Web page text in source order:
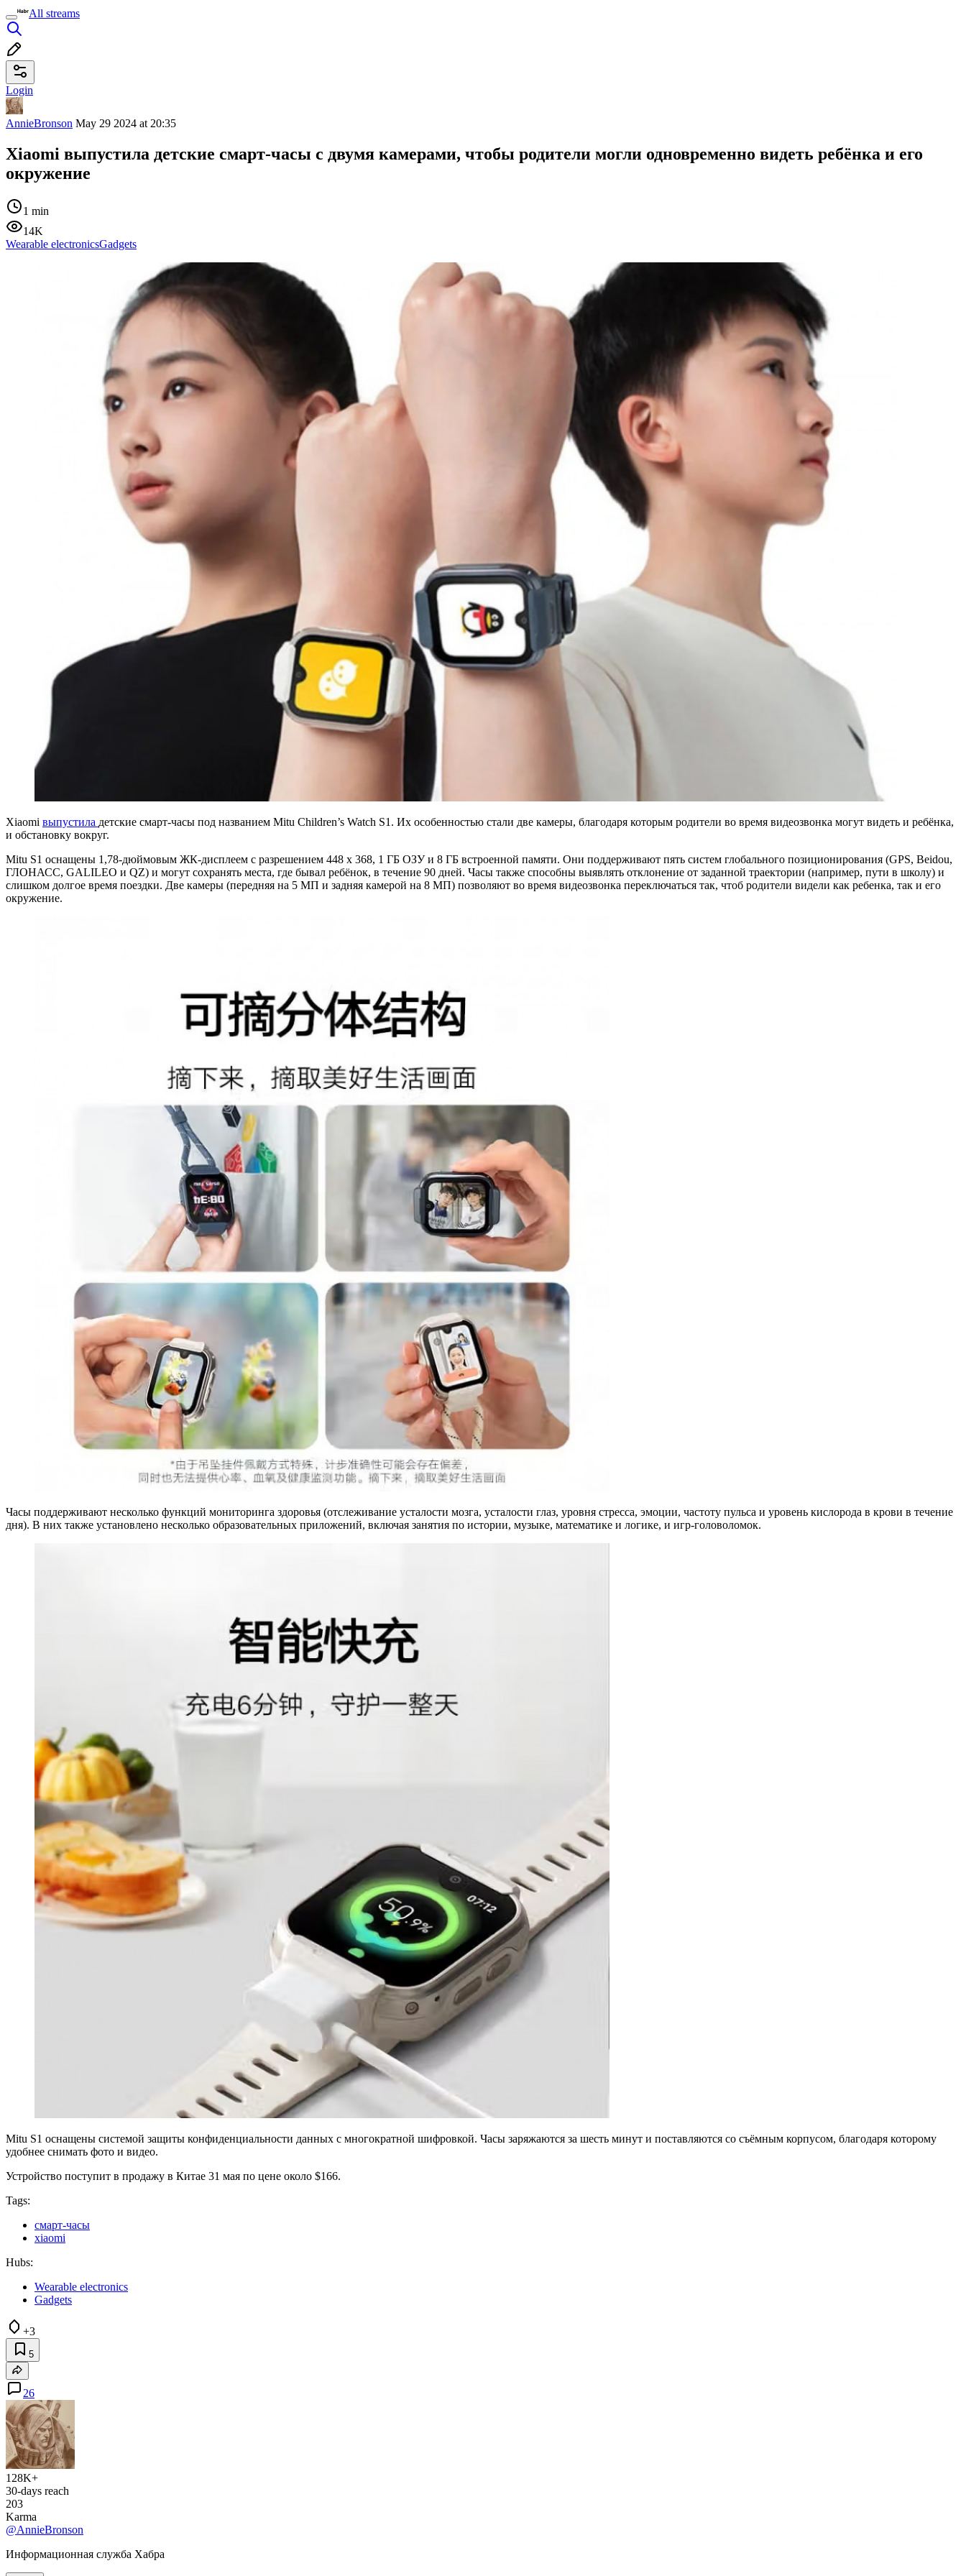
All streams
Login
AnnieBronson May 29 2024 at 20:35
Xiaomi выпустила детские смарт-часы с двумя камерами, чтобы родители могли одновременно видеть ребёнка и его
окружение
1 min
14K
Wearable electronicsGadgets
Xiaomi выпустила детские смарт-часы под названием Mitu Children’s Watch S1. Их особенностью стали две камеры, благодаря которым родители во время видеозвонка могут видеть и ребёнка,
и обстановку вокруг.
Mitu S1 оснащены 1,78-дюймовым ЖК-дисплеем с разрешением 448 x 368, 1 ГБ ОЗУ и 8 ГБ встроенной памяти. Они поддерживают пять систем глобального позиционирования (GPS, Beidou,
ГЛОНАСС, GALILEO и QZ) и могут сохранять места, где бывал ребёнок, в течение 90 дней. Часы также способны выявлять отклонение от заданной траектории (например, пути в школу) и
слишком долгое время поездки. Две камеры (передняя на 5 МП и задняя камерой на 8 МП) позволяют во время видеозвонка переключаться так, чтоб родители видели как ребенка, так и его
окружение.
Часы поддерживают несколько функций мониторинга здоровья (отслеживание усталости мозга, усталости глаз, уровня стресса, эмоции, частоту пульса и уровень кислорода в крови в течение
дня). В них также установлено несколько образовательных приложений, включая занятия по истории, музыке, математике и логике, и игр-головоломок.
Mitu S1 оснащены системой защиты конфиденциальности данных с многократной шифровкой. Часы заряжаются за шесть минут и поставляются со съёмным корпусом, благодаря которому
удобнее снимать фото и видео.
Устройство поступит в продажу в Китае 31 мая по цене около $166.
Tags:
смарт-часы
xiaomi
Hubs:
Wearable electronics
Gadgets
+3
5
26
128K+
30-days reach
203
Karma
@AnnieBronson
Информационная служба Хабра